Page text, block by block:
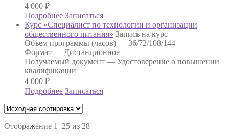
4 000 ₽
Подробнее Записаться
Курс «Специалист по технологии и организации
общественного питания» Запись на курс
Объем программы (часов) — 36/72/108/144
Формат — Дистанционное
Получаемый документ — Удостоверение о повышении
квалификации
4 000 ₽
Подробнее Записаться
Отображение 1–25 из 28